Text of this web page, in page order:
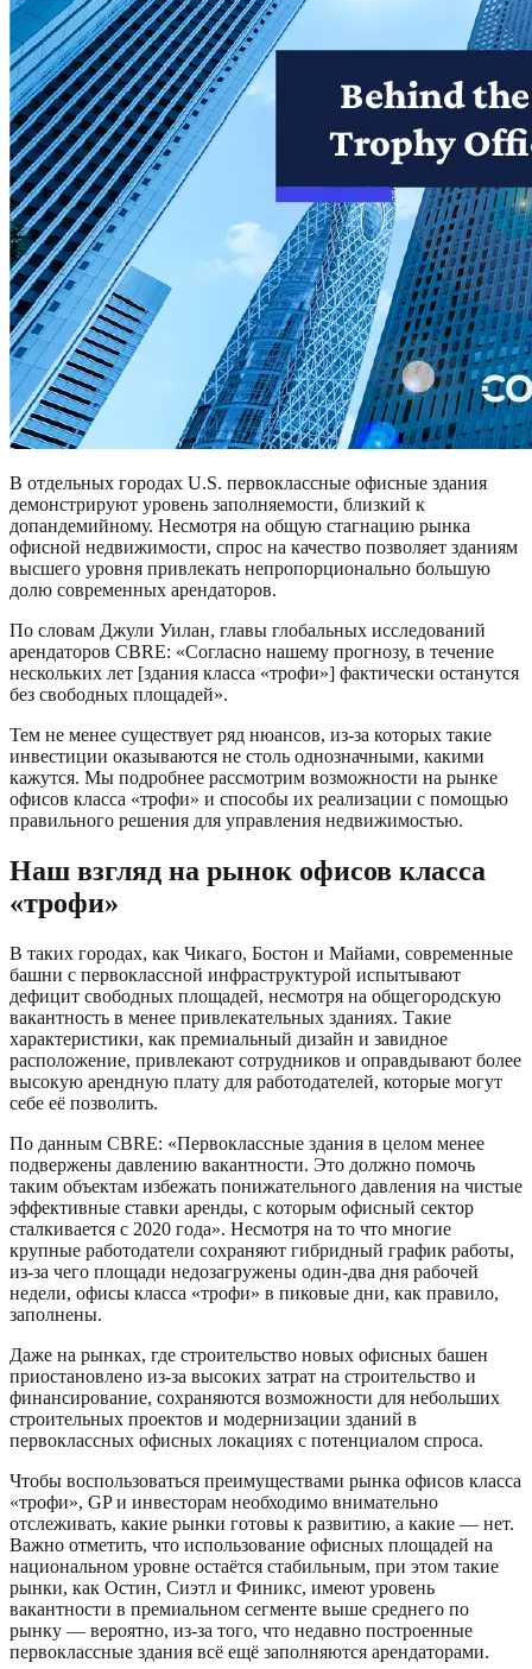
В отдельных городах U.S. первоклассные офисные здания
демонстрируют уровень заполняемости, близкий к
допандемийному. Несмотря на общую стагнацию рынка
офисной недвижимости, спрос на качество позволяет зданиям
высшего уровня привлекать непропорционально большую
долю современных арендаторов.
По словам Джули Уилан, главы глобальных исследований
арендаторов CBRE: «Согласно нашему прогнозу, в течение
нескольких лет [здания класса «трофи»] фактически останутся
без свободных площадей».
Тем не менее существует ряд нюансов, из-за которых такие
инвестиции оказываются не столь однозначными, какими
кажутся. Мы подробнее рассмотрим возможности на рынке
офисов класса «трофи» и способы их реализации с помощью
правильного решения для управления недвижимостью.
Наш взгляд на рынок офисов класса
«трофи»
В таких городах, как Чикаго, Бостон и Майами, современные
башни с первоклассной инфраструктурой испытывают
дефицит свободных площадей, несмотря на общегородскую
вакантность в менее привлекательных зданиях. Такие
характеристики, как премиальный дизайн и завидное
расположение, привлекают сотрудников и оправдывают более
высокую арендную плату для работодателей, которые могут
себе её позволить.
По данным CBRE: «Первоклассные здания в целом менее
подвержены давлению вакантности. Это должно помочь
таким объектам избежать понижательного давления на чистые
эффективные ставки аренды, с которым офисный сектор
сталкивается с 2020 года». Несмотря на то что многие
крупные работодатели сохраняют гибридный график работы,
из-за чего площади недозагружены один-два дня рабочей
недели, офисы класса «трофи» в пиковые дни, как правило,
заполнены.
Даже на рынках, где строительство новых офисных башен
приостановлено из-за высоких затрат на строительство и
финансирование, сохраняются возможности для небольших
строительных проектов и модернизации зданий в
первоклассных офисных локациях с потенциалом спроса.
Чтобы воспользоваться преимуществами рынка офисов класса
«трофи», GP и инвесторам необходимо внимательно
отслеживать, какие рынки готовы к развитию, а какие — нет.
Важно отметить, что использование офисных площадей на
национальном уровне остаётся стабильным, при этом такие
рынки, как Остин, Сиэтл и Финикс, имеют уровень
вакантности в премиальном сегменте выше среднего по
рынку — вероятно, из-за того, что недавно построенные
первоклассные здания всё ещё заполняются арендаторами.